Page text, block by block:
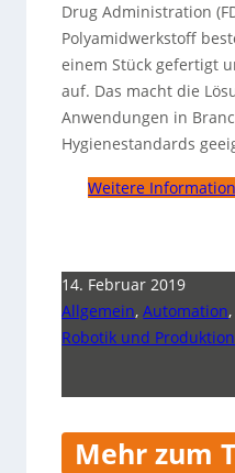
Drug Administration
Polyamidwerkstoff
einem Stück gefertigt
auf. Das macht die
Anwendungen in
Hygienestandards
Weitere Information
14. Februar 2019
Allgemein,Automation,
Robotik und
Mehr zum